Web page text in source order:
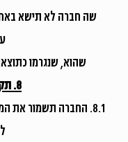
שה חברה לא תישא
שהוא, שנגרמו
8. תקופת שמירת המידע
8.1. החברה תשמור את